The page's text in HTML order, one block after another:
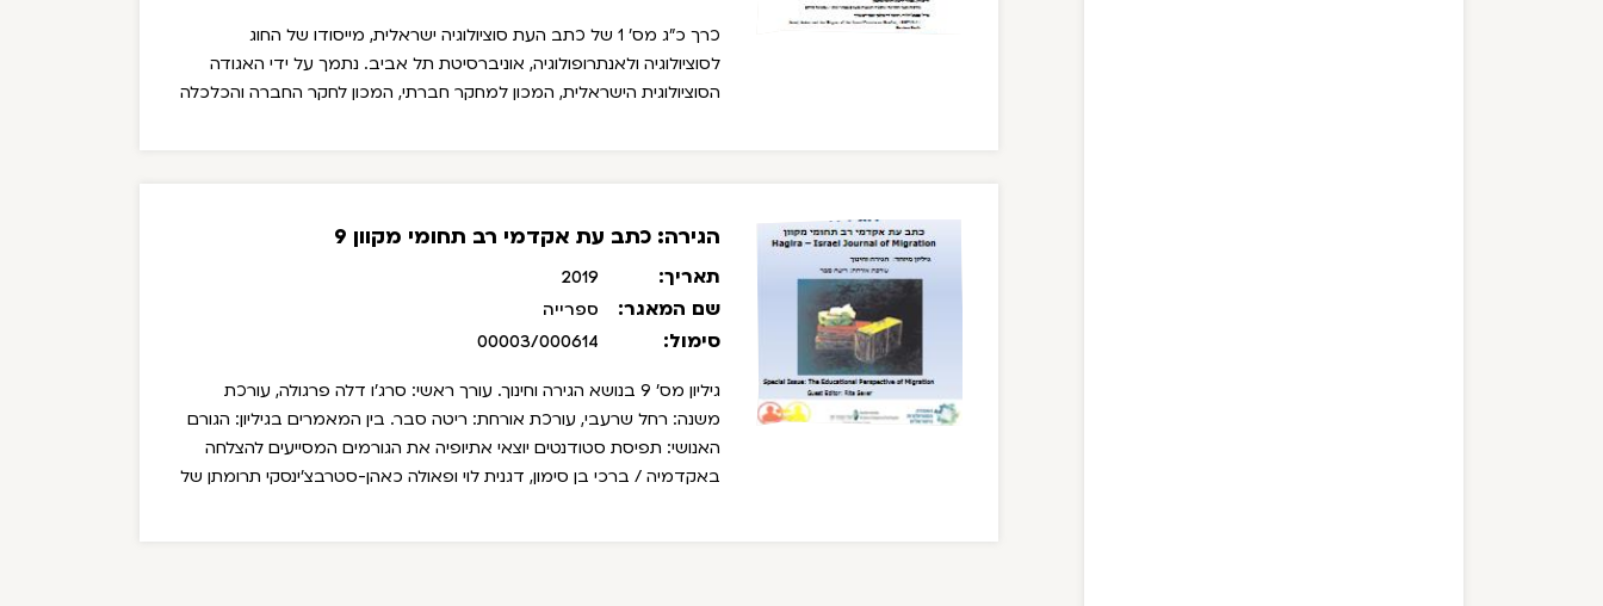
כרך כ"ג מס' 1 של כתב העת סוציולוגיה ישראלית, מייסודו של החוג
לסוציולוגיה ולאנתרופולוגיה, אוניברסיטת תל אביב. נתמך על ידי האגודה
הסוציולוגית הישראלית, המכון למחקר חברתי, המכון לחקר החברה והכלכלה
הגירה: כתב עת אקדמי רב תחומי מקוון 9
תאריך: 2019
שם המאגר: ספרייה
סימול: 00003/000614
גיליון מס' 9 בנושא הגירה וחינוך. עורך ראשי: סרג'ו דלה פרגולה, עורכת
משנה: רחל שרעבי, עורכת אורחת: ריטה סבר.
הגורם
האנושי: תפיסת סטודנטים יוצאי אתיופיה את הגורמים המסייעים להצלחה
באקדמיה / ברכי בן סימון, דגנית לוי ופאולה כאהן-סטרבצ'ינסקיתרומתן של